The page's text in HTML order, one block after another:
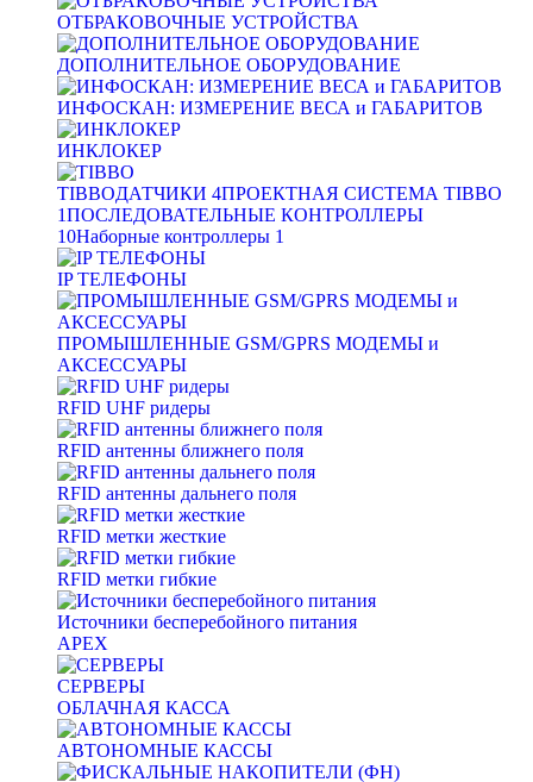
ОТБРАКОВОЧНЫЕ УСТРОЙСТВА
ДОПОЛНИТЕЛЬНОЕ ОБОРУДОВАНИЕ
ИНФОСКАН: ИЗМЕРЕНИЕ ВЕСА и ГАБАРИТОВ
ИНКЛОКЕР
TIBBOДАТЧИКИ 4ПРОЕКТНАЯ СИСТЕМА TIBBO
1ПОСЛЕДОВАТЕЛЬНЫЕ КОНТРОЛЛЕРЫ
10Наборные контроллеры 1
IP ТЕЛЕФОНЫ
ПРОМЫШЛЕННЫЕ GSM/GPRS МОДЕМЫ и
АКСЕССУАРЫ
RFID UHF ридеры
RFID антенны ближнего поля
RFID антенны дальнего поля
RFID метки жесткие
RFID метки гибкие
Источники бесперебойного питания
APEX
СЕРВЕРЫ
ОБЛАЧНАЯ КАССА
АВТОНОМНЫЕ КАССЫ